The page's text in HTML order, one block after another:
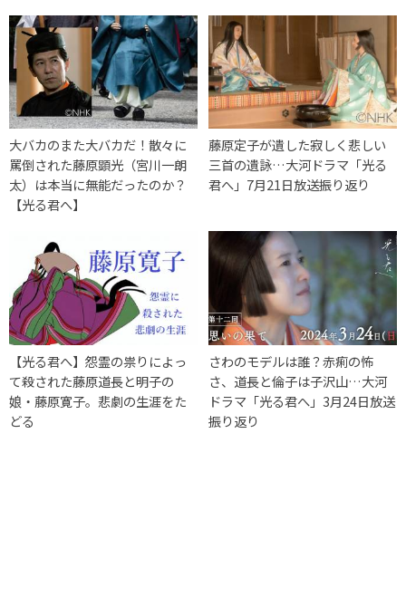
大バカのまた大バカだ！散々に
罵倒された藤原顕光（宮川一朗
太）は本当に無能だったのか？
【光る君へ】
藤原定子が遺した寂しく悲しい
三首の遺詠…大河ドラマ「光る
君へ」7月21日放送振り返り
【光る君へ】怨霊の祟りによっ
て殺された藤原道長と明子の
娘・藤原寛子。悲劇の生涯をた
どる
さわのモデルは誰？赤痢の怖
さ、道長と倫子は子沢山…大河
ドラマ「光る君へ」3月24日放送
振り返り